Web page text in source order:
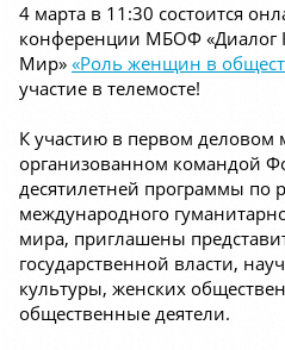
4 марта в 11:30 состоится
конференции МБОФ «Диалог
Мир» «Роль женщин в
участие в телемосте!
К участию в первом деловом
организованном командой
десятилетней программы по
международного
мира, приглашены
государственной власти,
культуры, женских
общественные деятели.